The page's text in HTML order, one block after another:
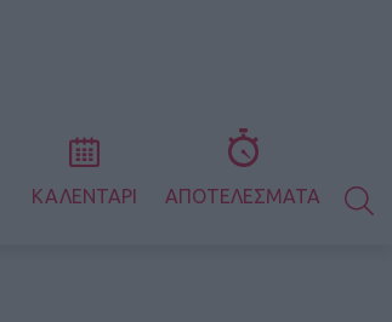
ΚΑΛΕΝΤΑΡΙ ΑΠΟΤΕΛΕΣΜΑΤΑ